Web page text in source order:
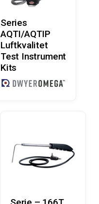
Series
AQTI/AQTIP
Luftkvalitet
Test Instrument
Kits